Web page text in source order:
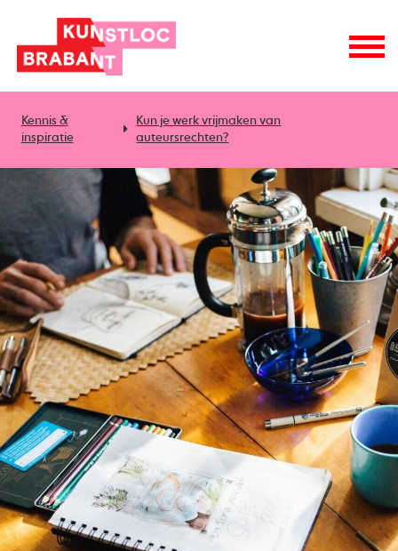
Kennis &
inspiratie
Kun je werk vrijmaken van
auteursrechten?